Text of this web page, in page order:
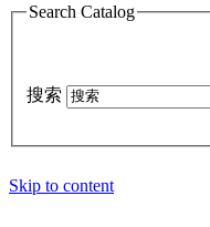
Search Catalog
搜索
Skip to content